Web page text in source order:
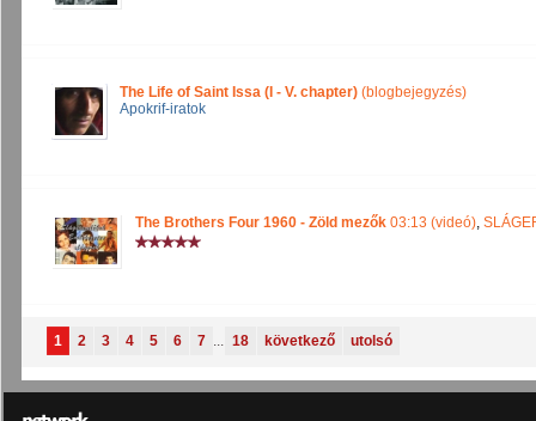
The Life of Saint Issa (I - V. chapter) (blogbejegyzés)
Apokrif-iratok
The Brothers Four 1960 - Zöld mezők 03:13 (videó),
1 2 3 4 5 6 7 ... 18 következő utolsó